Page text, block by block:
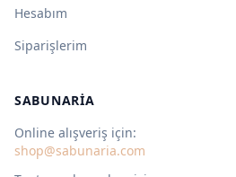
Hesabım
Siparişlerim
SABUNARIA
Online alışveriş için:
shop@sabunaria.com